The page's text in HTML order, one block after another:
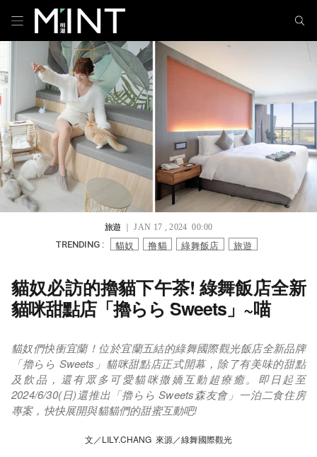
旅遊｜ JAN 17 , 2024 00:00
TRENDING : 貓奴 撸貓 綠舞飯店 旅遊
貓奴必訪的擼貓下午茶! 綠舞飯店全新
貓咪甜點店「擼らら Sweets」~喵
貓奴們快衝宜蘭！位於宜蘭五結的綠舞國際觀光飯店全新品牌
「擼らら Sweets」貓咪甜點店正式開幕，除了有美味的甜點
及飲品，還有眾多可愛貓咪撒嬌互動超療癒。即日起至
2024/6/30(日)還推出「擼らら Sweets森友會」一泊二食住房
專案，快快展開與貓貓們的甜蜜互動吧!
文／LILY.CHANG 來源／綠舞國際觀光